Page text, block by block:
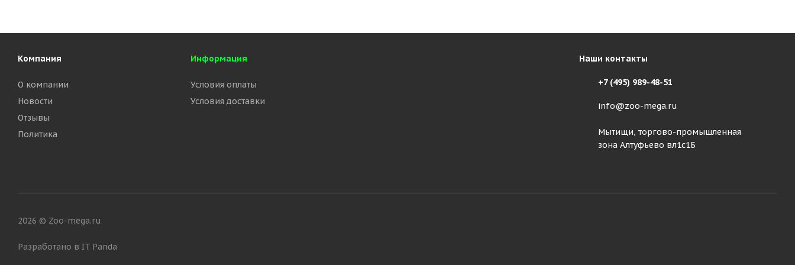
Компания
О компании
Новости
Отзывы
Политика
Информация
Условия оплаты
Условия доставки
Наши контакты
+7 (495) 989-48-51
info@zoo-mega.ru
Мытищи, торгово-промышленная
зона Алтуфьево вл1с1Б
2026 © Zoo-mega.ru
Разработано в IT Panda